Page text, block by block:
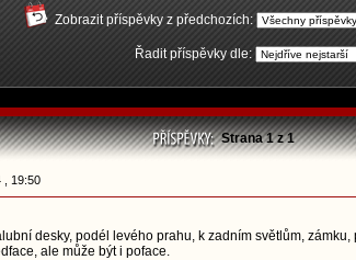
Zobrazit příspěvky z předchozích:
Řadit příspěvky dle:
Strana1z1
, 19:50
desky, podél levého prahu, k zadním světlům,
ale může být i poface.